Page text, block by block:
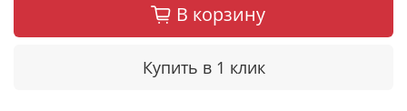
В корзину
Купить в 1 клик